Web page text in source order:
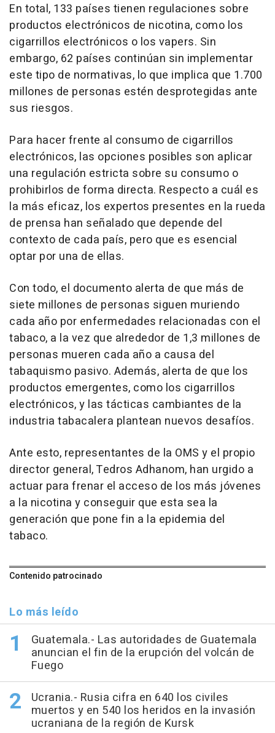
En total, 133 países tienen regulaciones sobre
productos electrónicos de nicotina, como los
cigarrillos electrónicos o los vapers. Sin
embargo, 62 países continúan sin implementar
este tipo de normativas, lo que implica que 1.700
millones de personas estén desprotegidas ante
sus riesgos.
Para hacer frente al consumo de cigarrillos
electrónicos, las opciones posibles son aplicar
una regulación estricta sobre su consumo o
prohibirlos de forma directa. Respecto a cuál es
la más eficaz, los expertos presentes en la rueda
de prensa han señalado que depende del
contexto de cada país, pero que es esencial
optar por una de ellas.
Con todo, el documento alerta de que más de
siete millones de personas siguen muriendo
cada año por enfermedades relacionadas con el
tabaco, a la vez que alrededor de 1,3 millones de
personas mueren cada año a causa del
tabaquismo pasivo. Además, alerta de que los
productos emergentes, como los cigarrillos
electrónicos, y las tácticas cambiantes de la
industria tabacalera plantean nuevos desafíos.
Ante esto, representantes de la OMS y el propio
director general, Tedros Adhanom, han urgido a
actuar para frenar el acceso de los más jóvenes
a la nicotina y conseguir que esta sea la
generación que pone fin a la epidemia del
tabaco.
Contenido patrocinado
Lo más leído
Guatemala.- Las autoridades de Guatemala
anuncian el fin de la erupción del volcán de
Fuego
Ucrania.- Rusia cifra en 640 los civiles
muertos y en 540 los heridos en la invasión
ucraniana de la región de Kursk